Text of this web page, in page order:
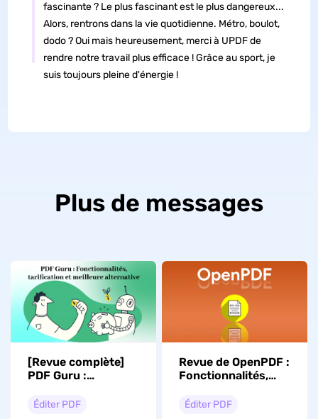
fascinante ? Le plus fascinant est le plus dangereux...
Alors, rentrons dans la vie quotidienne. Métro, boulot,
dodo ? Oui mais heureusement, merci à UPDF de
rendre notre travail plus efficace ! Grâce au sport, je
suis toujours pleine d'énergie !
Plus de messages
[Revue complète]
PDF Guru :
tarification et sa
Éditer PDF
Revue de OpenPDF :
Fonctionnalités,
meilleure
Éditer PDF